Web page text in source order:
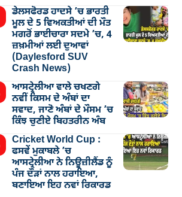
ਡੇਲਸਫੋਰਡ ਹਾਦਸੇ ’ਚ ਭਾਰਤੀ
ਮੂਲ ਦੇ 5 ਵਿਅਕਤੀਆਂ ਦੀ ਮੌਤ
ਮਗਰੋਂ ਭਾਈਚਾਰਾ ਸਦਮੇ ’ਚ, 4
ਜ਼ਖ਼ਮੀਆਂ ਲਈ ਦੁਆਵਾਂ
(Daylesford SUV
Crash News)
ਆਸਟ੍ਰੇਲੀਆ ਵਾਲੇ ਚਖਣਗੇ
ਨਵੀਂ ਕਿਸਮ ਦੇ ਅੰਬਾਂ ਦਾ
ਸਵਾਦ, ਜਾਣੋ ਅੰਬਾਂ ਦੇ ਮੌਸਮ ’ਚ
ਕਿੰਝ ਚੁਣੀਏ ਬਿਹਤਰੀਨ ਅੰਬ
Cricket World Cup :
ਫਸਵੇਂ ਮੁਕਾਬਲੇ ’ਚ
ਆਸਟ੍ਰੇਲੀਆ ਨੇ ਨਿਊਜ਼ੀਲੈਂਡ ਨੂੰ
ਪੰਜ ਦੌੜਾਂ ਨਾਲ ਹਰਾਇਆ,
ਬਣਾਇਆ ਇਹ ਨਵਾਂ ਰਿਕਾਰਡ